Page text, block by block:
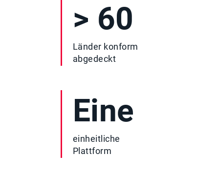
> 60
Länder konform
abgedeckt
Eine
einheitliche
Plattform